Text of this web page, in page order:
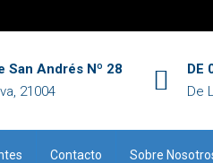
San Andrés Nº 28
21004
DE
De
Contacto Sobre